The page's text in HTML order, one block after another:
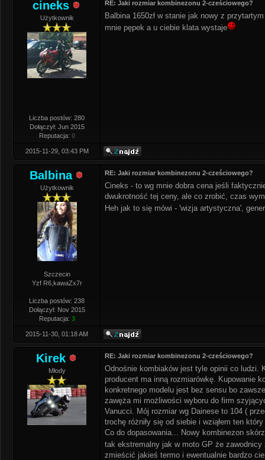
cineks
Użytkownik
Liczba postów: 280
Dołączył: Jun 2015
Reputacja: 0
RE: Jaki rozmiar kombinezonu 2-cześciowego?
Balbina 1650zł w stanie jak nowy z
mnie pępek a u ciebie klata wystaje
2015-11-29, 03:43 PM
Balbina
Użytkownik
Szczecin
Yzf R6,kawaZx7r
Liczba postów: 238
Dołączył: Nov 2015
Reputacja: 3
RE: Jaki rozmiar kombinezonu 2-cześciowego?
Cineks - to wg mnie dobra cena jeśli
dwukrotność tej ceny, ale co zrobić, czas
Heh jak to się mówi - 'wizja artystyczna',
2015-11-30, 01:18 AM
Kirek
Młody
RE: Jaki rozmiar kombinezonu 2-cześciowego?
Odnośnie kombiaków jest tyle opinii co ludzi.
producent ma inną rozmiarówkę. Kupowanie
konkretnego modelu jest bez sensu bo
zawęża mi możliwości wyboru do firm
Vanucci. Mój rozmiar wg Dainese to 104 (
trochę różniły się od siebie i wziąłem ten
Co do dopasowania... Nowy kombinezon
tak ekstremalny jak w moto GP że
zmieścić jakieś termo i ewentualnie bardzo